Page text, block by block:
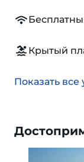
Крытый
Показать все